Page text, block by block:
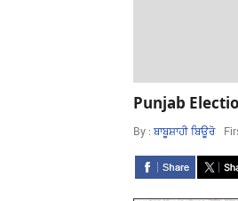
Punjab
By : ਬਾਬੂਸ਼ਾਹੀ ਬਿਊਰੋ